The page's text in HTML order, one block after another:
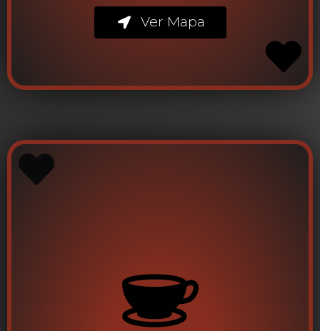
Ver Mapa